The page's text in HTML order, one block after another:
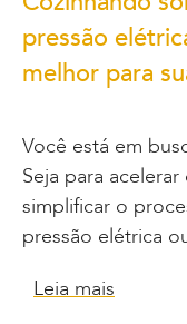
pressão
melhor para
Você está em
Seja para
simplificar o
pressão elétrica
Leia mais